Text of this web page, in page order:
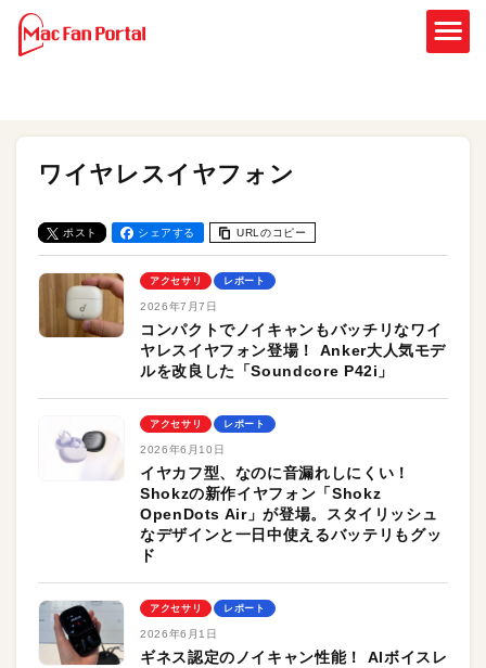
ワイヤレスイヤフォン
ポスト シェアする URLのコピー
アクセサリ レポート
2026年7月7日
コンパクトでノイキャンもバッチリなワイ
ヤレスイヤフォン登場！ Anker大人気モデ
ルを改良した「Soundcore P42i」
アクセサリ レポート
2026年6月10日
イヤカフ型、なのに音漏れしにくい！
Shokzの新作イヤフォン「Shokz
OpenDots Air」が登場。スタイリッシュ
なデザインと一日中使えるバッテリもグッ
ド
アクセサリ レポート
2026年6月1日
ギネス認定のノイキャン性能！ AIボイスレ